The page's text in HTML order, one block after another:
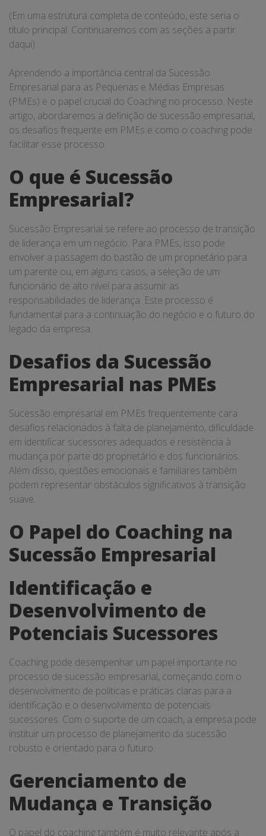
(Em uma estrutura completa de conteúdo, este seria o
título principal. Continuaremos com as seções a partir
daqui)
Aprendendo a importância central da Sucessão
Empresarial para as Pequenas e Médias Empresas
(PMEs) e o papel crucial do Coaching no processo. Neste
artigo, abordaremos a definição de sucessão empresarial,
os desafios frequente em PMEs e como o coaching pode
facilitar esse processo.
O que é Sucessão
Empresarial?
Sucessão Empresarial se refere ao processo de transição
de liderança em um negócio. Para PMEs, isso pode
envolver a passagem do bastão de um proprietário para
um parente ou, em alguns casos, a seleção de um
funcionário de alto nível para assumir as
responsabilidades de liderança. Este processo é
fundamental para a continuação do negócio e o futuro do
legado da empresa.
Desafios da Sucessão
Empresarial nas PMEs
Sucessão empresarial em PMEs frequentemente cara
desafios relacionados à falta de planejamento, dificuldade
em identificar sucessores adequados e resistência à
mudança por parte do proprietário e dos funcionários.
Além disso, questões emocionais e familiares também
podem representar obstáculos significativos à transição
suave.
O Papel do Coaching na
Sucessão Empresarial
Identificação e
Desenvolvimento de
Potenciais Sucessores
Coaching pode desempenhar um papel importante no
processo de sucessão empresarial, começando com o
desenvolvimento de políticas e práticas claras para a
identificação e o desenvolvimento de potenciais
sucessores. Com o suporte de um coach, a empresa pode
instituir um processo de planejamento da sucessão
robusto e orientado para o futuro.
Gerenciamento de
Mudança e Transição
O papel do coaching também é muito relevante após a